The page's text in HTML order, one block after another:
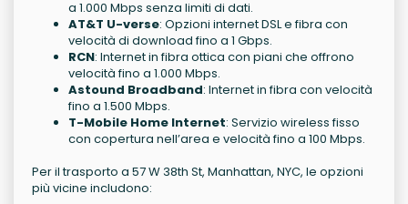
a 1.000 Mbps senza limiti di dati.
AT&T U-verse: Opzioni internet DSL e fibra con
velocità di download fino a 1 Gbps.
RCN: Internet in fibra ottica con piani che offrono
velocità fino a 1.000 Mbps.
Astound Broadband: Internet in fibra con velocità
fino a 1.500 Mbps.
T-Mobile Home Internet: Servizio wireless fisso
con copertura nell’area e velocità fino a 100 Mbps.
Per il trasporto a 57 W 38th St, Manhattan, NYC, le opzioni
più vicine includono: